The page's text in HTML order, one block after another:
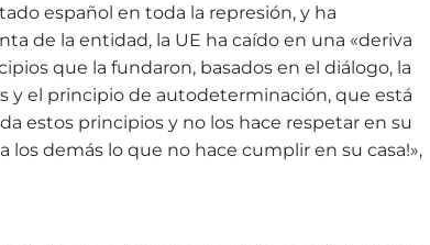
español en toda la represión, y ha
de la entidad, la UE ha caído en una «deriva
que la fundaron, basados ​​en el diálogo, la
y el principio de autodeterminación, que está
estos principios y no los hace respetar en su
demás lo que no hace cumplir en su casa!»,